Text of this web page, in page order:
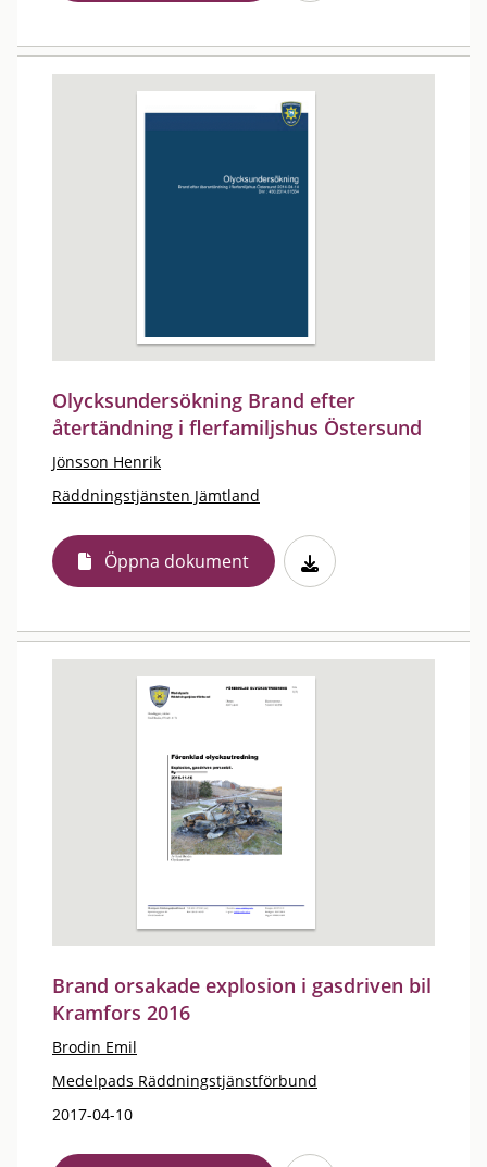
Olycksundersökning Brand efter
återtändning i flerfamiljshus Östersund
Jönsson Henrik
Räddningstjänsten Jämtland
Öppna dokument
Brand orsakade explosion i gasdriven bil
Kramfors 2016
Brodin Emil
Medelpads Räddningstjänstförbund
2017-04-10